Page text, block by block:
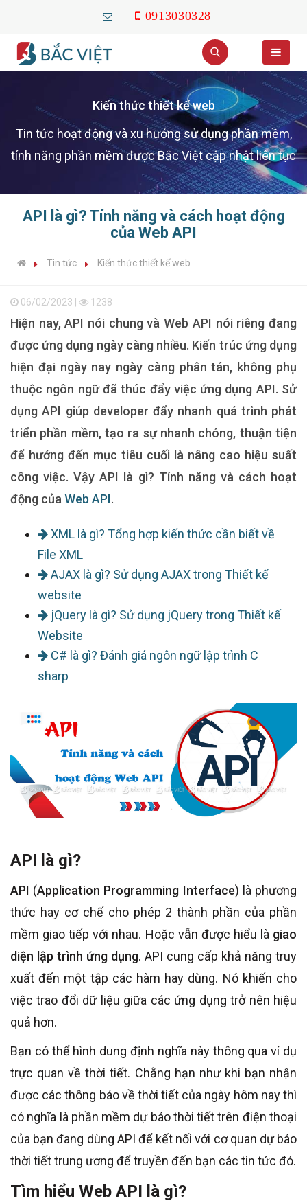
0913030328
Kiến thức thiết kế web
Tin tức hoạt động và xu hướng sử dụng phần mềm,
tính năng phần mềm được Bắc Việt cập nhật liên tục
API là gì? Tính năng và cách hoạt động
của Web API
Tin tức Kiến thức thiết kế web
06/02/2023 | 1238
Hiện nay, API nói chung và Web API nói riêng đang
được ứng dụng ngày càng nhiều. Kiến trúc ứng dụng
hiện đại ngày nay ngày càng phân tán, không phụ
thuộc ngôn ngữ đã thúc đẩy việc ứng dụng API. Sử
dụng API giúp developer đẩy nhanh quá trình phát
triển phần mềm, tạo ra sự nhanh chóng, thuận tiện
để hướng đến mục tiêu cuối là nâng cao hiệu suất
công việc. VậyAPI là gì? Tính năng và cách hoạt
động của Web API.
XML là gì? Tổng hợp kiến thức cần biết về
File XML
AJAX là gì? Sử dụng AJAX trong Thiết kế
website
jQuery là gì? Sử dụng jQuery trong Thiết kế
Website
C# là gì? Đánh giá ngôn ngữ lập trình C
sharp
API là gì?
API (Application Programming Interface) là phương
thức hay cơ chế cho phép 2 thành phần của phần
mềm giao tiếp với nhau. Hoặc vẫn được hiểu là giao
diện lập trình ứng dụng. API cung cấp khả năng truy
xuất đến một tập các hàm hay dùng. Nó khiến cho
việc trao đổi dữ liệu giữa các ứng dụng trở nên hiệu
quả hơn.
Bạn có thể hình dung định nghĩa này thông qua ví dụ
trực quan về thời tiết. Chằng hạn như khi bạn nhận
được các thông báo về thời tiết của ngày hôm nay thì
có nghĩa là phần mềm dự báo thời tiết trên điện thoại
của bạn đang dùng API để kết nối với cơ quan dự báo
thời tiết trung ương để truyền đến bạn các tin tức đó.
Tìm hiểu Web API là gì?